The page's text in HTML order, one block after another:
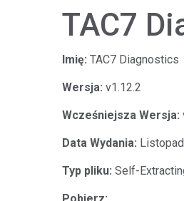
Motoryzacja
TAC7
Imię: TAC7 Diagnostics
Wersja: v1.12.2
Wcześniejsza Wersja:
Data Wydania:
Typ pliku: Self-
Pobierz: